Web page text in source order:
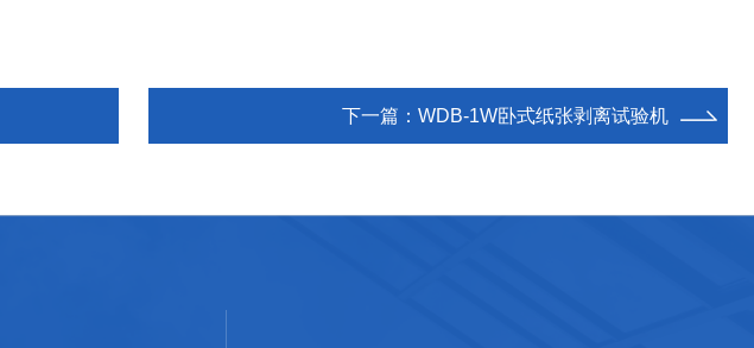
下一篇： WDB-1W卧式纸张剥离试验机